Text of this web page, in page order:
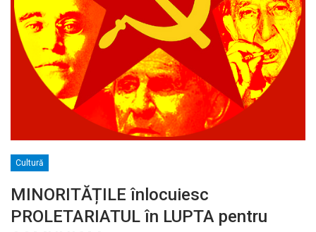
Cultură
MINORITĂȚILE înlocuiesc
PROLETARIATUL în LUPTA pentru